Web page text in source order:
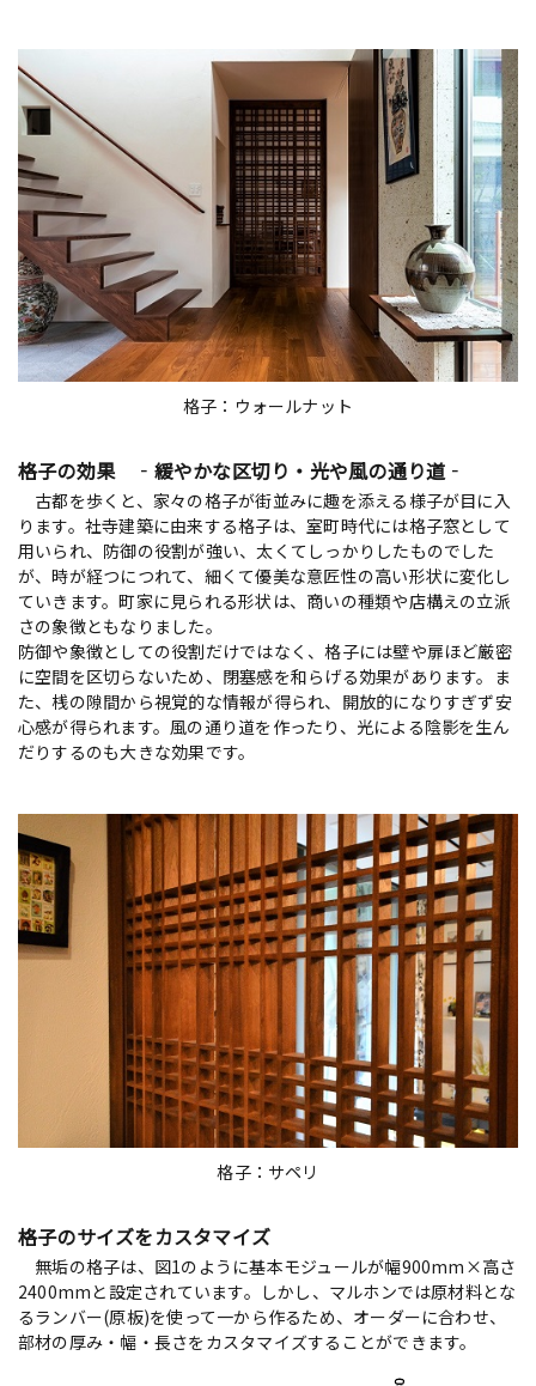
格子：ウォールナット
格子の効果 ‐緩やかな区切り・光や風の通り道‐
古都を歩くと、家々の格子が街並みに趣を添える様子が目に入
ります。社寺建築に由来する格子は、室町時代には格子窓として
用いられ、防御の役割が強い、太くてしっかりしたものでした
が、時が経つにつれて、細くて優美な意匠性の高い形状に変化し
ていきます。町家に見られる形状は、商いの種類や店構えの立派
さの象徴ともなりました。
防御や象徴としての役割だけではなく、格子には壁や扉ほど厳密
に空間を区切らないため、閉塞感を和らげる効果があります。ま
た、桟の隙間から視覚的な情報が得られ、開放的になりすぎず安
心感が得られます。風の通り道を作ったり、光による陰影を生ん
だりするのも大きな効果です。
格子：サペリ
格子のサイズをカスタマイズ
無垢の格子は、図1のように基本モジュールが幅900mm×高さ
2400mmと設定されています。しかし、マルホンでは原材料とな
るランバー(原板)を使って一から作るため、オーダーに合わせ、
部材の厚み・幅・長さをカスタマイズすることができます。